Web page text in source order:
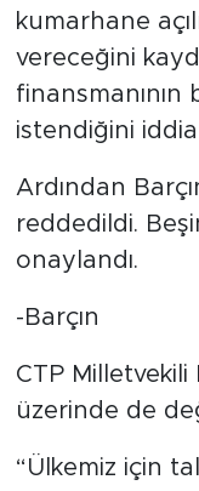
kumarhane
vereceğini
istendiğini
Ardından
reddedildi.
onaylandı.
-Barçın
CTP Milletvekili
üzerinde de
“Ülkemiz için